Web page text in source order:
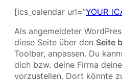
[ics_calendar url=”
Als angemeldeter
diese Seite über den Seite
Toolbar, anpassen. Du
dich bzw. deine Firma
vorzustellen. Dort könnte